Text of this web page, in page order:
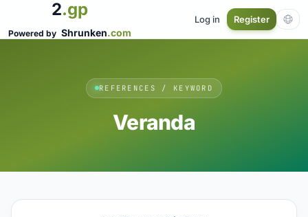
2.gp
Powered by Shrunken.com
Log in Register
REFERENCES / KEYWORD
Veranda